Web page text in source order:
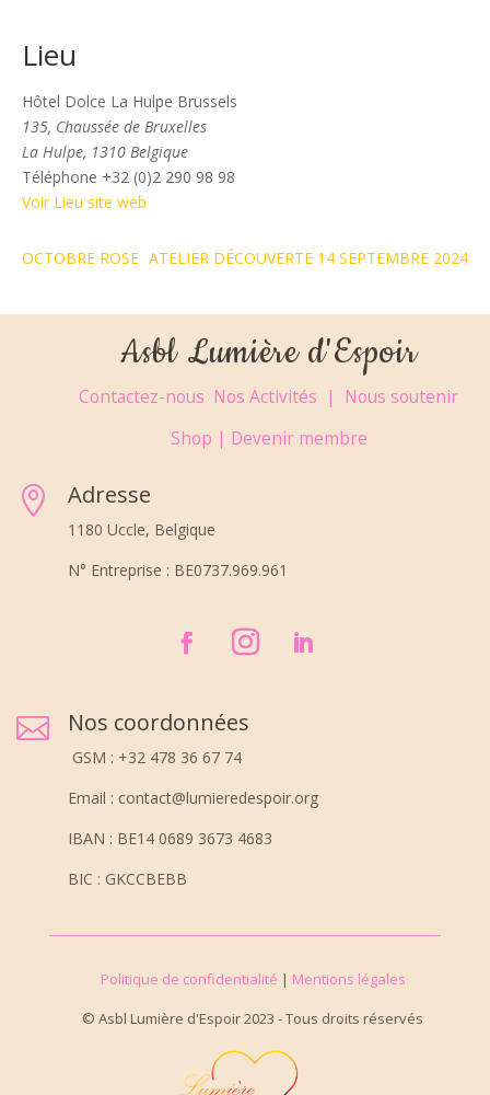
Lieu
Hôtel Dolce La Hulpe Brussels
135, Chaussée de Bruxelles
La Hulpe, 1310 Belgique
Téléphone +32 (0)2 290 98 98
Voir Lieu site web
OCTOBRE ROSE ATELIER DÉCOUVERTE 14 SEPTEMBRE 2024
Asbl Lumière d'Espoir
Contactez-nous Nos Activités | Nous soutenir
Shop | Devenir membre
 Adresse
1180 Uccle, Belgique
N° Entreprise : BE0737.969.961
 Nos coordonnées
GSM : +32 478 36 67 74
Email : contact@lumieredespoir.org
IBAN : BE14 0689 3673 4683
BIC : GKCCBEBB
Politique de confidentialité | Mentions légales
© Asbl Lumière d'Espoir 2023 - Tous droits réservés